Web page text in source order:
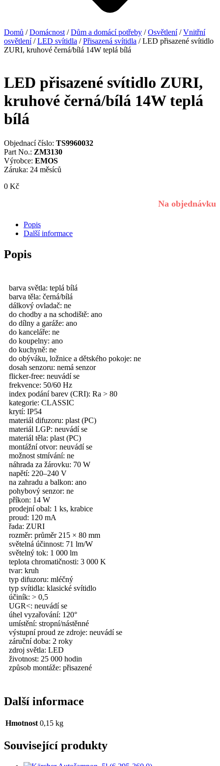
Domů /Domácnost /Dům a domácí potřeby /Osvětlení/Vnitřní
osvětlení/LED svítidla /Přisazená svítidla / LED přisazené svítidlo
ZURI, kruhové černá/bílá 14W teplá bílá
LED přisazené svítidlo ZURI,
kruhové černá/bílá 14W teplá
bílá
Objednací číslo: TS9960032
Part No.: ZM3130
Výrobce: EMOS
Záruka: 24 měsíců
0 Kč
Na objednávku
Popis
Další informace
Popis
barva světla: teplá bílá
barva těla: černá/bílá
dálkový ovladač: ne
do chodby a na schodiště: ano
do dílny a garáže: ano
do kanceláře: ne
do koupelny: ano
do kuchyně: ne
do obýváku, ložnice a dětského pokoje: ne
dosah senzoru: nemá senzor
flicker-free: neuvádí se
frekvence: 50/60 Hz
index podání barev (CRI): Ra > 80
kategorie: CLASSIC
krytí: IP54
materiál difuzoru: plast (PC)
materiál LGP: neuvádí se
materiál těla: plast (PC)
montážní otvor: neuvádí se
možnost stmívání: ne
náhrada za žárovku: 70 W
napětí: 220–240 V
na zahradu a balkon: ano
pohybový senzor: ne
příkon: 14 W
prodejní obal: 1 ks, krabice
proud: 120 mA
řada: ZURI
rozměr: průměr 215 × 80 mm
světelná účinnost: 71 lm/W
světelný tok: 1 000 lm
teplota chromatičnosti: 3 000 K
tvar: kruh
typ difuzoru: mléčný
typ svítidla: klasické svítidlo
účiník: > 0,5
UGR<: neuvádí se
úhel vyzařování: 120°
umístění: stropní/nástěnné
výstupní proud ze zdroje: neuvádí se
záruční doba: 2 roky
zdroj světla: LED
životnost: 25 000 hodin
způsob montáže: přisazené
Další informace
Hmotnost 0,15 kg
Související produkty